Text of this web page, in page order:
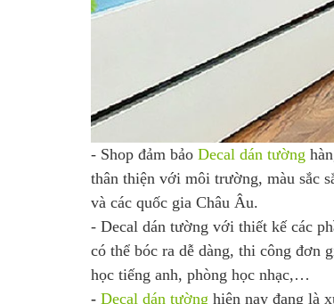
- Shop đảm bảo Decal dán tường
thân thiện với môi trường, màu sắc
và các quốc gia Châu Âu.
- Decal dán tường với thiết kế các
có thể bóc ra dễ dàng, thi công đơn
học tiếng anh, phòng học nhạc,…
- Decal dán tường hiện nay đang là